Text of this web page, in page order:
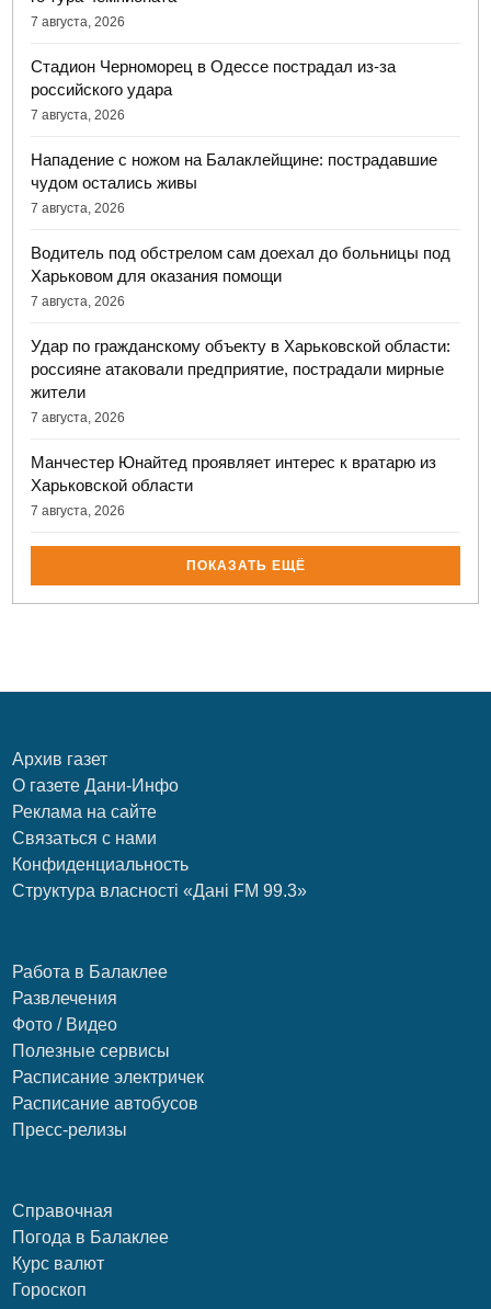
7 августа, 2026
Стадион Черноморец в Одессе пострадал из-за
российского удара
7 августа, 2026
Нападение с ножом на Балаклейщине: пострадавшие
чудом остались живы
7 августа, 2026
Водитель под обстрелом сам доехал до больницы под
Харьковом для оказания помощи
7 августа, 2026
Удар по гражданскому объекту в Харьковской области:
россияне атаковали предприятие, пострадали мирные
жители
7 августа, 2026
Манчестер Юнайтед проявляет интерес к вратарю из
Харьковской области
7 августа, 2026
ПОКАЗАТЬ ЕЩЁ
Архив газет
О газете Дани-Инфо
Реклама на сайте
Связаться с нами
Конфиденциальность
Структура власності «Дані FM 99.3»
Работа в Балаклее
Развлечения
Фото / Видео
Полезные сервисы
Расписание электричек
Расписание автобусов
Пресс-релизы
Справочная
Погода в Балаклее
Курс валют
Гороскоп